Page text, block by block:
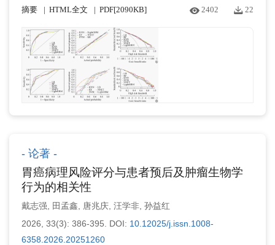
摘要 HTML全文 PDF[2090KB] 2402 22
论著
胃癌病理风险评分与患者预后及肿瘤生物学
行为的相关性
戴志强 田孟鑫 唐兆庆 汪学非 孙益红
2026, 33(3): 386-395.
DOI: 10.12025/j.issn.1008-
6358.2026.20251260